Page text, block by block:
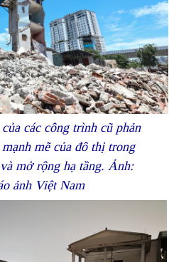
các công trình cũ phản
mẽ của đô thị trong
mở rộng hạ tầng. Ảnh:
ảnh Việt Nam